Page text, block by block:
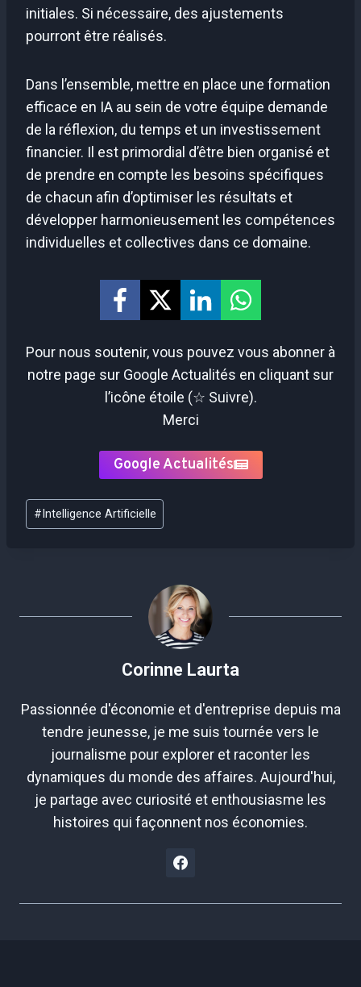
initiales. Si nécessaire, des ajustements
pourront être réalisés.
Dans l’ensemble, mettre en place une formation
efficace en IA au sein de votre équipe demande
de la réflexion, du temps et un investissement
financier. Il est primordial d’être bien organisé et
de prendre en compte les besoins spécifiques
de chacun afin d’optimiser les résultats et
développer harmonieusement les compétences
individuelles et collectives dans ce domaine.
Pour nous soutenir, vous pouvez vous abonner à
notre page sur Google Actualités en cliquant sur
l’icône étoile (☆ Suivre).
Merci
Google Actualités
Étiquettes
de
# Intelligence Artificielle
Corinne Laurta
Passionnée d'économie et d'entreprise depuis ma
tendre jeunesse, je me suis tournée vers le
journalisme pour explorer et raconter les
dynamiques du monde des affaires. Aujourd'hui,
je partage avec curiosité et enthousiasme les
histoires qui façonnent nos économies.